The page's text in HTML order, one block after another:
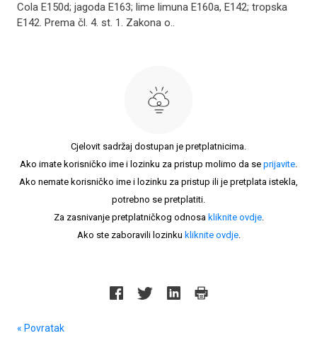
Cola E150d; jagoda E163; lime limuna E160a, E142; tropska
E142. Prema čl. 4. st. 1. Zakona o..
Cjelovit sadržaj dostupan je pretplatnicima.
Ako imate korisničko ime i lozinku za pristup molimo da se prijavite.
Ako nemate korisničko ime i lozinku za pristup ili je pretplata istekla,
potrebno se pretplatiti.
Za zasnivanje pretplatničkog odnosa kliknite ovdje.
Ako ste zaboravili lozinku kliknite ovdje.
« Povratak